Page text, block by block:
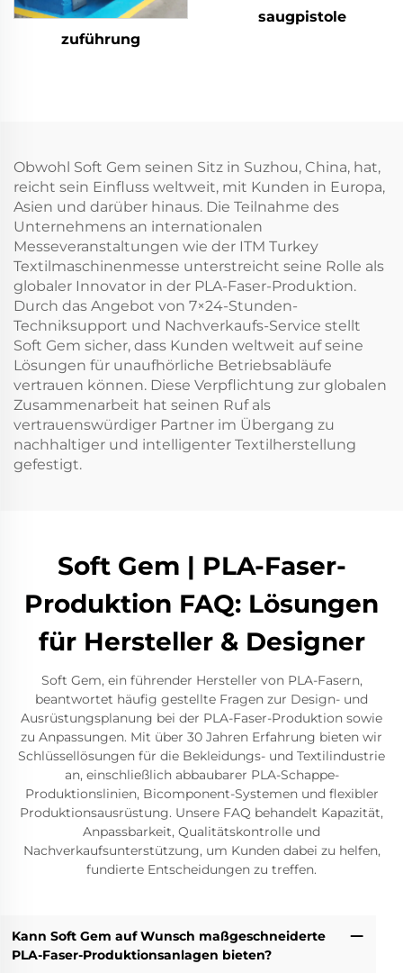
zuführung
saugpistole
Obwohl Soft Gem seinen Sitz in Suzhou, China, hat,
reicht sein Einfluss weltweit, mit Kunden in Europa,
Asien und darüber hinaus. Die Teilnahme des
Unternehmens an internationalen
Messeveranstaltungen wie der ITM Turkey
Textilmaschinenmesse unterstreicht seine Rolle als
globaler Innovator in der PLA-Faser-Produktion.
Durch das Angebot von 7×24-Stunden-
Techniksupport und Nachverkaufs-Service stellt
Soft Gem sicher, dass Kunden weltweit auf seine
Lösungen für unaufhörliche Betriebsabläufe
vertrauen können. Diese Verpflichtung zur globalen
Zusammenarbeit hat seinen Ruf als
vertrauenswürdiger Partner im Übergang zu
nachhaltiger und intelligenter Textilherstellung
gefestigt.
Soft Gem | PLA-Faser-
Produktion FAQ: Lösungen
für Hersteller & Designer
Soft Gem, ein führender Hersteller von PLA-Fasern,
beantwortet häufig gestellte Fragen zur Design- und
Ausrüstungsplanung bei der PLA-Faser-Produktion sowie
zu Anpassungen. Mit über 30 Jahren Erfahrung bieten wir
Schlüssellösungen für die Bekleidungs- und Textilindustrie
an, einschließlich abbaubarer PLA-Schappe-
Produktionslinien, Bicomponent-Systemen und flexibler
Produktionsausrüstung. Unsere FAQ behandelt Kapazität,
Anpassbarkeit, Qualitätskontrolle und
Nachverkaufsunterstützung, um Kunden dabei zu helfen,
fundierte Entscheidungen zu treffen.
Kann Soft Gem auf Wunsch maßgeschneiderte
PLA-Faser-Produktionsanlagen bieten?